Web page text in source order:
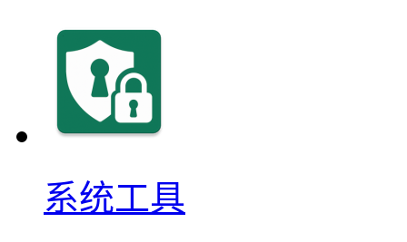
系统工具